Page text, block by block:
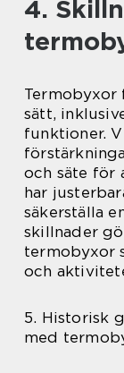
4.
Termobyxor
sätt,
funktioner.
och säte för
har
säkerställa
skillnader
termobyxor
och
5. Historisk
med